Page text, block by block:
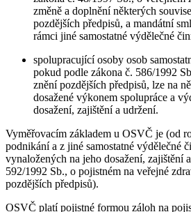
změně a doplnění některých
pozdějších předpisů, a mandátní
rámci jiné samostatné výdělečné
spolupracující osoby osob
pokud podle zákona č. 586/1992
znění pozdějších předpisů, lze na
dosažené výkonem spolupráce a
dosažení, zajištění a udržení.
Vyměřovacím základem u OSVČ je (od
podnikání a z jiné samostatné výdělečné
vynaložených na jeho dosažení, zajištění
592/1992 Sb., o pojistném na veřejné
pozdějších předpisů).
OSVČ platí pojistné formou záloh na